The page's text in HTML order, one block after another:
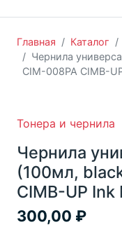
Главная Каталог
Чернила
CIM-008PA CIMB-
Тонера и чернила
Чернила
(100мл,
CIMB-UP Ink
300,00